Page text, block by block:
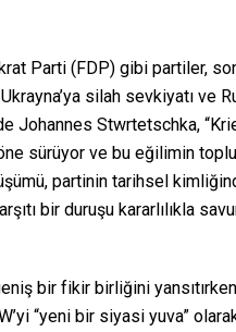
Parti (FDP) gibi partiler,
silah sevkiyatı ve
Johannes Stwrtetschka,
sürüyor ve bu eğilimin
partinin tarihsel
bir duruşu kararlılıkla
bir fikir birliğini
“yeni bir siyasi yuva”